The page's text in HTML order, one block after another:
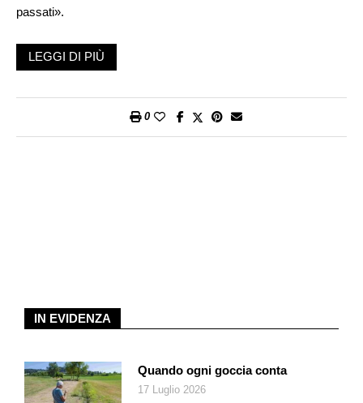
passati».
La spiegazione c’è e va a braccetto con la meteo ballerina che
ci ha accompagnati lungo tutta la primavera: «Gli ultimi anni
abbiamo avuto parecchie giornate di pioggia e diversi ritorni al
serpenti non sono funghi che crescono in un dato periodo
piuttosto che in un altro: ci sono sempre ma, schivi come
però, tra una pioggia e un temporale, dispongono di poche ore
di schiarita per scaldare il loro corpo, accoppiarsi, mangiare e
LEGGI DI PIÙ
0
IN EVIDENZA
Quando ogni goccia conta
17 Luglio 2026